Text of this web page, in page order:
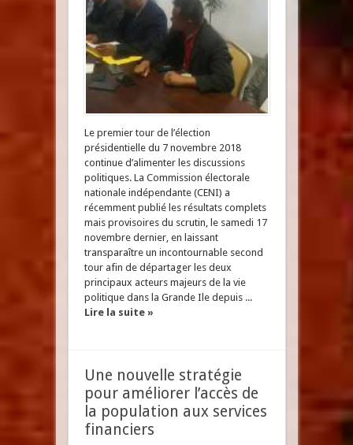
Le premier tour de l’élection
présidentielle du 7 novembre 2018
continue d’alimenter les discussions
politiques. La Commission électorale
nationale indépendante (CENI) a
récemment publié les résultats complets
mais provisoires du scrutin, le samedi 17
novembre dernier, en laissant
transparaître un incontournable second
tour afin de départager les deux
principaux acteurs majeurs de la vie
politique dans la Grande Ile depuis ...
Lire la suite »
Une nouvelle stratégie
pour améliorer l’accès de
la population aux services
financiers